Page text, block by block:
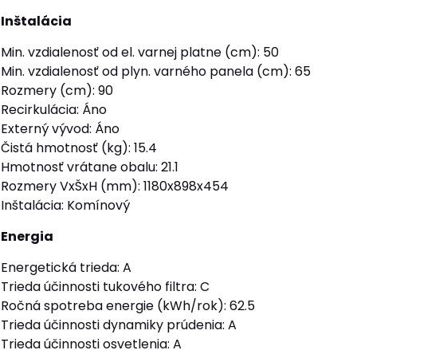
Inštalácia
Min. vzdialenosť od el. varnej platne (cm): 50
Min. vzdialenosť od plyn. varného panela (cm): 65
Rozmery (cm): 90
Recirkulácia: Áno
Externý vývod: Áno
Čistá hmotnosť (kg): 15.4
Hmotnosť vrátane obalu: 21.1
Rozmery VxŠxH (mm): 1180x898x454
Inštalácia: Komínový
Energia
Energetická trieda: A
Trieda účinnosti tukového filtra: C
Ročná spotreba energie (kWh/rok): 62.5
Trieda účinnosti dynamiky prúdenia: A
Trieda účinnosti osvetlenia: A